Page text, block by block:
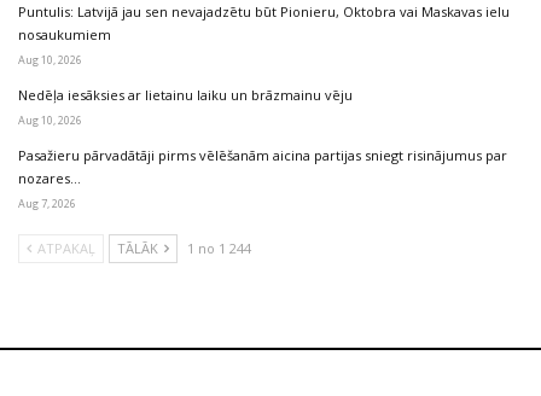
Puntulis: Latvijā jau sen nevajadzētu būt Pionieru, Oktobra vai Maskavas ielu
nosaukumiem
Aug 10, 2026
Nedēļa iesāksies ar lietainu laiku un brāzmainu vēju
Aug 10, 2026
Pasažieru pārvadātāji pirms vēlēšanām aicina partijas sniegt risinājumus par
nozares…
Aug 7, 2026
ATPAKAĻ TĀLĀK 1 no 1 244